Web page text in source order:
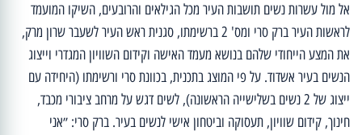
אל מול עשרות נשים תושבות העיר מכל הגילאים והרובעים, השיקו המועמד
לראשות העיר ברק סרי ומס' 2 ברשימתו, סגנית ראש העיר לשעבר שרון מרק,
את המצע הייחודי שלהם בנושא מעמד האישה וקידום השוויון המגדרי וייצוג
הנשים בעיר אשדוד. על פי המוצג בתכנית, בכוונת סרי ורשימתו (היחידה עם
ייצוג של 2 נשים בשלישייה הראשונה), לשים דגש על מרחב ציבורי מכבד,
חינוך, קידום שוויון, תעסוקה וביטחון אישי לנשים בעיר. ברק סרי: ״אני